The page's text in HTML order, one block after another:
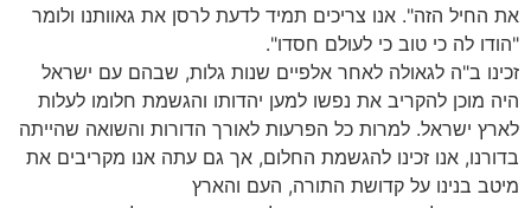
את החיל הזה". אנו צריכים תמיד לדעת לרסן את גאוותנו ולומר
"הודו לה כי טוב כי לעולם חסדו".
זכינו ב"ה לגאולה לאחר אלפיים שנות גלות, שבהם עם ישראל
היה מוכן להקריב את נפשו למען יהדותו והגשמת חלומו לעלות
לארץ ישראל. למרות כל הפרעות לאורך הדורות והשואה שהייתה
בדורנו, אנו זכינו להגשמת החלום, אך גם עתה אנו מקריבים את
מיטב בנינו על קדושת התורה, העם והארץ